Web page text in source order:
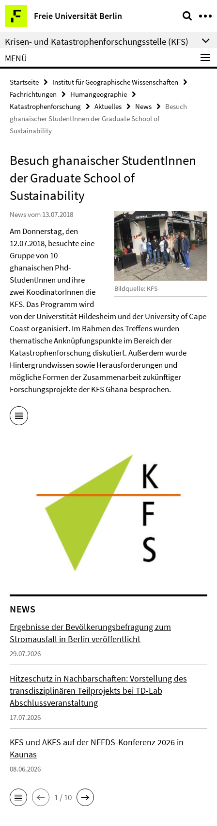
Springe
direkt
zu
Inhalt
Freie Universität Berlin
Service-
Navigation
Krisen- und Katastrophenforschungsstelle (KFS)
MENÜ
Startseite
Institut für Geographische Wissenschaften
Fachrichtungen
Humangeographie
Katastrophenforschung
Aktuelles News
Besuch
ghanaischer StudentInnen der Graduate School of
Sustainability
Besuch ghanaischer StudentInnen
der Graduate School of
Sustainability
Bildquelle: KFS
News vom 13.07.2018
Am Donnerstag, den
12.07.2018, besuchte eine
Gruppe von 10
ghanaischen Phd-
StudentInnen und ihre
zwei KoodinatorInnen die
KFS. Das Programm wird
von der Universtität Hildesheim und der University of Cape
Coast organisiert. Im Rahmen des Treffens wurden
thematische Anknüpfungspunkte im Bereich der
Katastrophenforschung diskutiert. Außerdem wurde
Hintergrundwissen sowie Herausforderungen und
mögliche Formen der Zusammenarbeit zukünftiger
Forschungsprojekte der KFS Ghana besprochen.
NEWS
Ergebnisse der Bevölkerungsbefragung zum
Stromausfall in Berlin veröffentlicht
29.07.2026
Hitzeschutz in Nachbarschaften: Vorstellung des
transdisziplinären Teilprojekts bei TD-Lab
Abschlussveranstaltung
17.07.2026
KFS und AKFS auf der NEEDS-Konferenz 2026 in
Kaunas
08.06.2026
1 / 10